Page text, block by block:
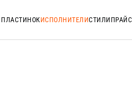
ПЛАСТИНОКИСПОЛНИТЕЛИСТИЛИ